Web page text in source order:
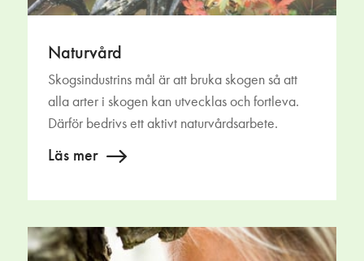
Naturvård
Skogsindustrins mål är att bruka skogen så att
alla arter i skogen kan utvecklas och fortleva.
Därför bedrivs ett aktivt naturvårdsarbete.
Läs mer